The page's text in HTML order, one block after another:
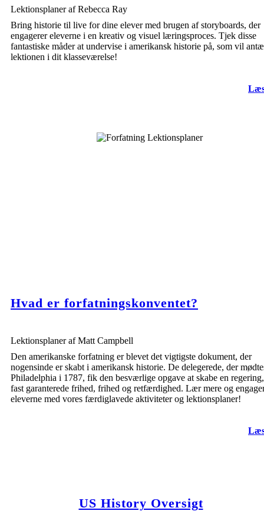
Lektionsplaner af Rebecca Ray
Bring historie til live for dine elever med brugen af storyboards, der
engagerer eleverne i en kreativ og visuel læringsproces. Tjek disse
fantastiske måder at undervise i amerikansk historie på, som vil
lektionen i dit klasseværelse!
Hvad er forfatningskonventet?
Lektionsplaner af Matt Campbell
Den amerikanske forfatning er blevet det vigtigste dokument, der
nogensinde er skabt i amerikansk historie. De delegerede, der
Philadelphia i 1787, fik den besværlige opgave at skabe en
fast garanterede frihed, frihed og retfærdighed. Lær mere og
eleverne med vores færdiglavede aktiviteter og lektionsplaner!
US History Oversigt